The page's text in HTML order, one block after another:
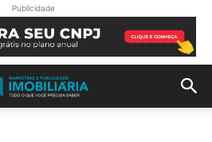
Publicidade